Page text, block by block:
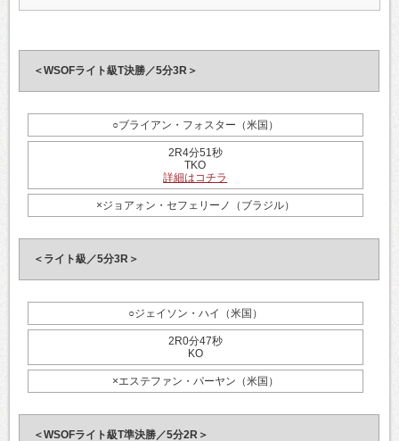
＜WSOFライト級T決勝／5分3R＞
○ブライアン・フォスター（米国）
2R4分51秒
TKO
詳細はコチラ
×ジョアォン・セフェリーノ（ブラジル）
＜ライト級／5分3R＞
○ジェイソン・ハイ（米国）
2R0分47秒
KO
×エステファン・パーヤン（米国）
＜WSOFライト級T準決勝／5分2R＞